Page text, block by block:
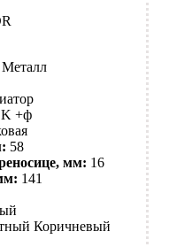
Металл
+ф
58
мм: 16
141
Коричневый